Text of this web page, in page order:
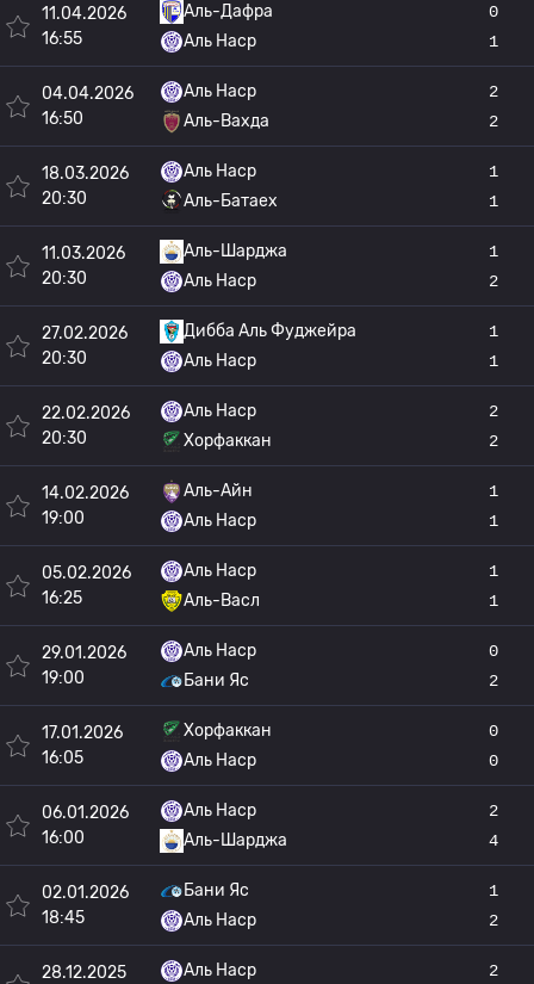
11.04.2026
16:55
Аль-Дафра
Аль Наср
0
1
04.04.2026
16:50
Аль Наср
Аль-Вахда
2
2
18.03.2026
20:30
Аль Наср
Аль-Батаех
1
1
11.03.2026
20:30
Аль-Шарджа
Аль Наср
1
2
27.02.2026
20:30
Дибба Аль Фуджейра
Аль Наср
1
1
22.02.2026
20:30
Аль Наср
Хорфаккан
2
2
14.02.2026
19:00
Аль-Айн
Аль Наср
1
1
05.02.2026
16:25
Аль Наср
Аль-Васл
1
1
29.01.2026
19:00
Аль Наср
Бани Яс
0
2
17.01.2026
16:05
Хорфаккан
Аль Наср
0
0
06.01.2026
16:00
Аль Наср
Аль-Шарджа
2
4
02.01.2026
18:45
Бани Яс
Аль Наср
1
2
28.12.2025
Аль Наср
2